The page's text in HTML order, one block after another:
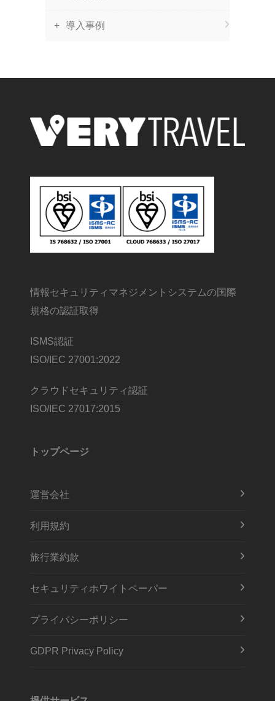
導入事例
情報セキュリティマネジメントシステムの国際
規格の認証取得
ISMS認証
ISO/IEC 27001:2022
クラウドセキュリティ認証
ISO/IEC 27017:2015
トップページ
運営会社
利用規約
旅行業約款
セキュリティホワイトペーパー
プライバシーポリシー
GDPR Privacy Policy